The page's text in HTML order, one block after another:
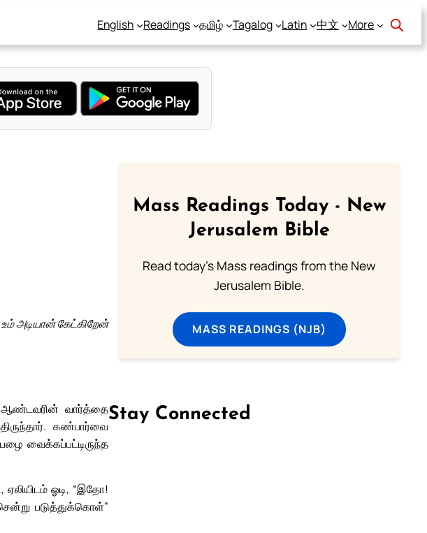
English Readings தமிழ் Tagalog Latin 中文 More
அடியான் கேட்கிறேன்
ஆண்டவரின் வார்த்தை
கண்பார்வை
வைக்கப்பட்டிருந்த
ஓடி, “இதோ!
படுத்துக்கொள்”
Mass Readings Today - New
Jerusalem Bible
Read today's Mass readings from the New
Jerusalem Bible.
MASS READINGS (NJB)
Stay Connected